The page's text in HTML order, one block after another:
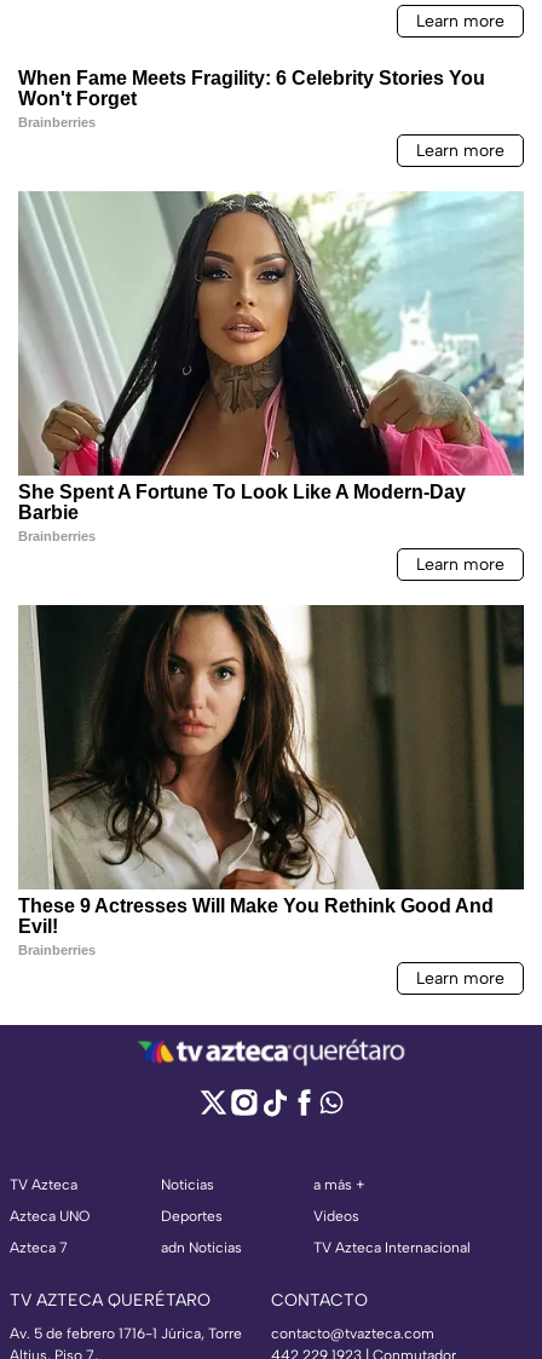
TV Azteca
Azteca UNO
Azteca 7
Noticias
Deportes
adn Noticias
a más +
Videos
TV Azteca Internacional
TV AZTECA QUERÉTARO
Av. 5 de febrero 1716-1 Júrica, Torre
Altius, Piso 7,
CONTACTO
contacto@tvazteca.com
442 229 1923 | Conmutador